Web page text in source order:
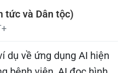
tức và Dân tộc)
dụ về ứng dụng AI hiện